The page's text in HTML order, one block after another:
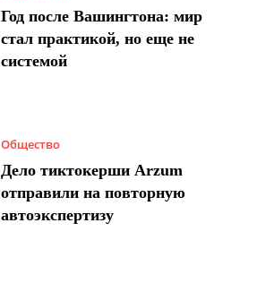
Год после Вашингтона: мир
стал практикой, но еще не
системой
Общество
Дело тиктокерши Arzum
отправили на повторную
автоэкспертизу